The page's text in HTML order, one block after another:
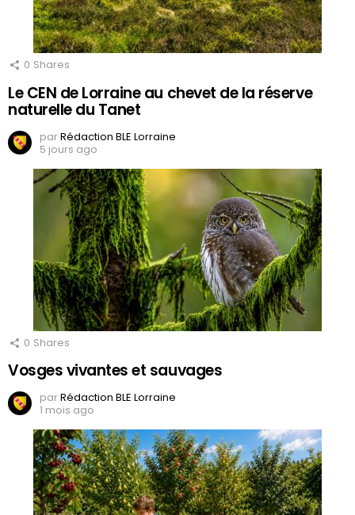
0 Shares
Le CEN de Lorraine au chevet de la réserve
naturelle du Tanet
parRédaction BLE Lorraine
5 jours ago
0 Shares
Vosges vivantes et sauvages
parRédaction BLE Lorraine
1 mois ago